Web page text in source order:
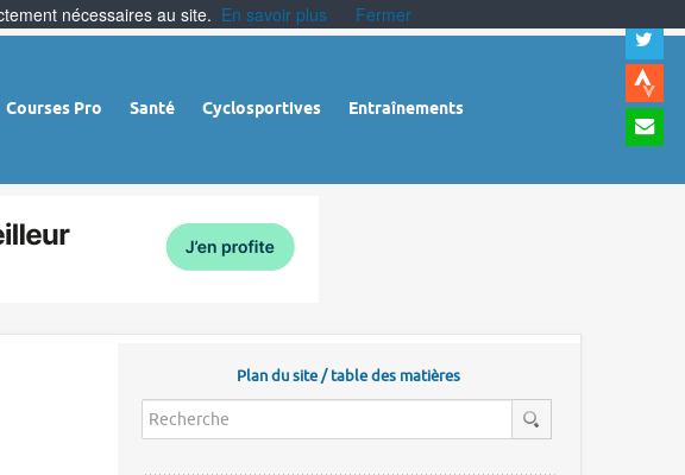
Courses Pro Santé Cyclosportives Entraînements
à
Plan du site / table des matières
nécessaires au site. En savoir plus Fermer